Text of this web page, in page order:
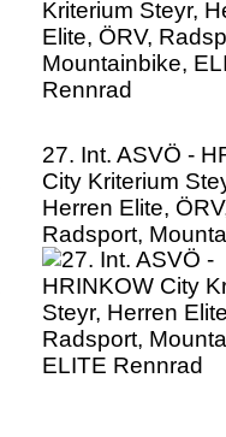
27. Int. ASVÖ -
City Kriterium
Herren Elite,
Radsport,
ELITE Rennrad